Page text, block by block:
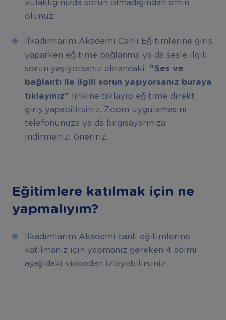
kulaklığınızda sorun olmadığından emin
olunuz.
İlkadımlarım Akademi Canlı Eğitimlerine giriş
yaparken eğitime bağlanma ya da sesle ilgili
sorun yaşıyorsanız ekrandaki "Ses ve
bağlantı ile ilgili sorun yaşıyorsanız buraya
tıklayınız" linkine tıklayıp eğitime direkt
giriş yapabilirsiniz. Zoom uygulamasını
telefonunuza ya da bilgisayarınıza
indirmenizi öneririz.
Eğitimlere katılmak için ne
yapmalıyım?
İlkadımlarım Akademi canlı eğitimlerine
katılmanız için yapmanız gereken 4 adımı
aşağıdaki videodan izleyebilirsiniz.